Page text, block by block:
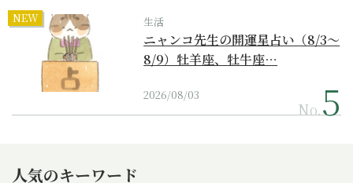
NEW 生活
ニャンコ先生の開運星占い（8/3～
8/9）牡羊座、牡牛座…
2026/08/03
No.
人気のキーワード